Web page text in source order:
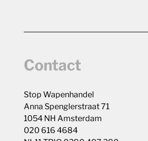
Contact
Stop Wapenhandel
Anna Spenglerstraat 71
1054 NH Amsterdam
020 616 4684